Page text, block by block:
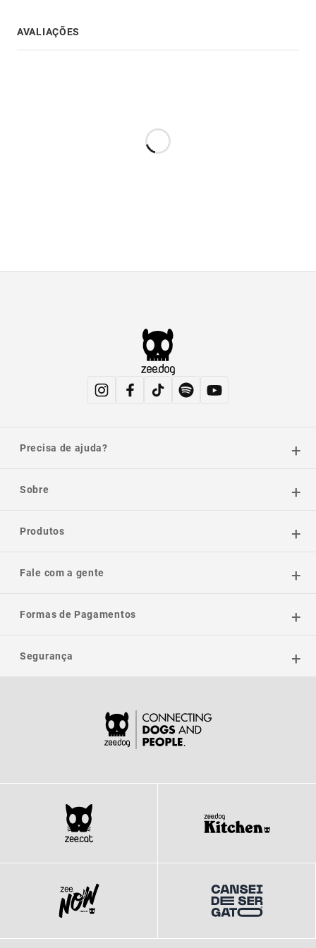
AVALIAÇÕES
Precisa de ajuda?
Sobre
Produtos
Fale com a gente
Formas de Pagamentos
Segurança